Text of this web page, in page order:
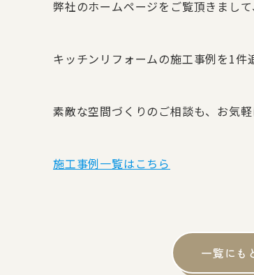
弊社のホームページをご覧頂きまして
キッチンリフォームの施工事例を1件
素敵な空間づくりのご相談も、お気軽
施工事例一覧はこちら
一覧にも